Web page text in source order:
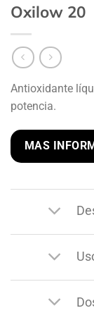
Oxilow 20
Antioxidante
potencia.
MAS